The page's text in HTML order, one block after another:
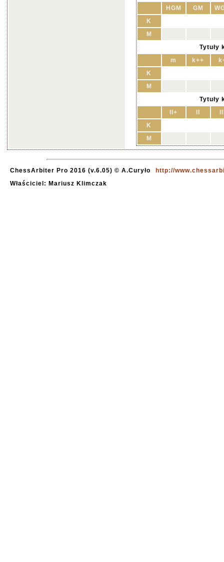
HGM
GM
K
M
Tytuły
m
k++
K
M
Tytuły
II+
K
M
ChessArbiter Pro 2016 (v.6.05) © A.Curyło
http://
Właściciel: Mariusz Klimczak